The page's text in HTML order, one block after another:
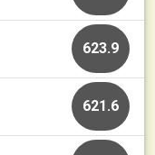
623.9
621.6